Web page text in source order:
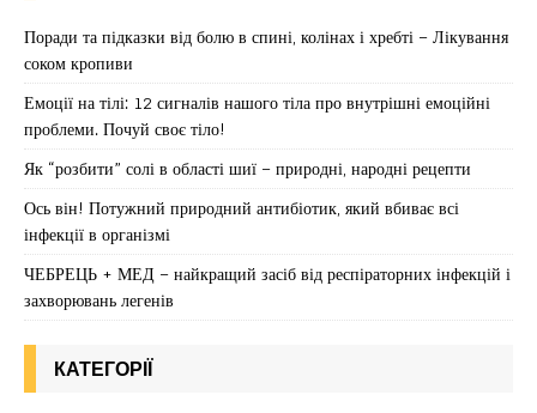
Поради та підказки від болю в спині, колінах і хребті – Лікування
соком кропиви
Емоції на тілі: 12 сигналів нашого тіла про внутрішні емоційні
проблеми. Почуй своє тіло!
Як “розбити” солі в області шиї – природні, народні рецепти
Ось він! Потужний природний антибіотик, який вбиває всі
інфекції в організмі
ЧЕБРЕЦЬ + МЕД – найкращий засіб від респіраторних інфекцій і
захворювань легенів
КАТЕГОРІЇ